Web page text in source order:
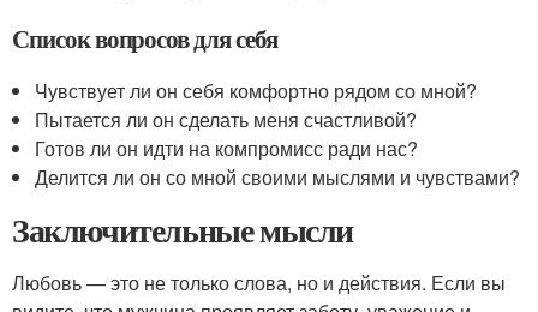
Список вопросов для себя
Чувствует ли он себя комфортно рядом со мной?
Пытается ли он сделать меня счастливой?
Готов ли он идти на компромисс ради нас?
Делится ли он со мной своими мыслями и чувствами?
Заключительные мысли
Любовь — это не только слова, но и действия. Если вы